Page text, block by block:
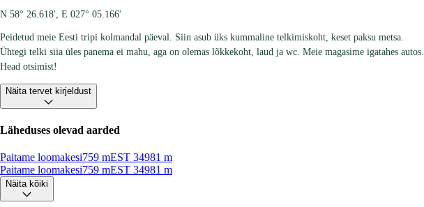
N 58° 26.618', E 027° 05.166'
Peidetud meie Eesti tripi kolmandal päeval. Siin asub üks kummaline telkimiskoht, keset paksu metsa.
Ühtegi telki siia üles panema ei mahu, aga on olemas lõkkekoht, laud ja wc. Meie magasime igatahes autos.
Head otsimist!
Näita tervet kirjeldust
Läheduses olevad aarded
Paitame loomakesi759 mEST 34981 m
Paitame loomakesi759 mEST 34981 m
Näita kõiki